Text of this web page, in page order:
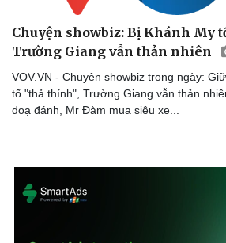
Nghệ
Chuyện showbiz: Bị Khánh My
Trường Giang vẫn thản nhiên
VOV.VN - Chuyện showbiz trong ngày:
tố "thả thính", Trường Giang vẫn thản
doạ đánh, Mr Đàm mua siêu xe...